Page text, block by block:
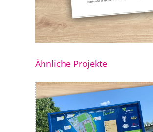
Ähnliche Projekte